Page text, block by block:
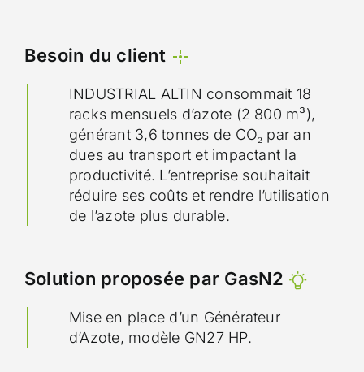
Besoin du client
INDUSTRIAL ALTIN consommait 18
racks mensuels d’azote (2 800 m³),
générant 3,6 tonnes de CO₂ par an
dues au transport et impactant la
productivité. L’entreprise souhaitait
réduire ses coûts et rendre l’utilisation
de l’azote plus durable.
Solution proposée par GasN2
Mise en place d’un Générateur
d’Azote, modèle GN27 HP.